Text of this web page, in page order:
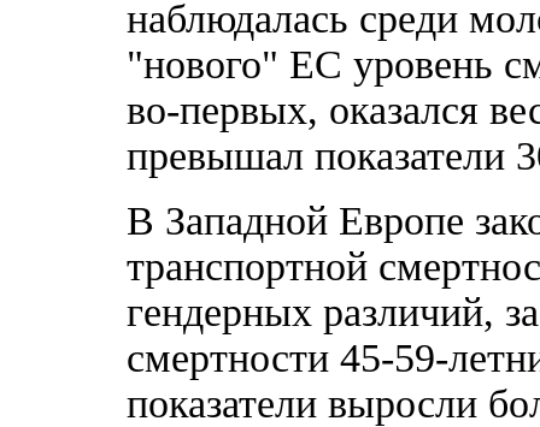
наблюдалась среди
"нового" ЕС уровень
во-первых, оказался
превышал показатели
В Западной Европе
транспортной
гендерных различий,
смертности 45-59-
показатели выросли